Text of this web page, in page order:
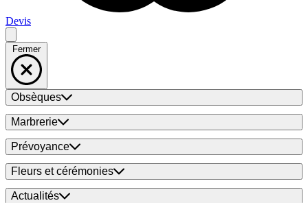
Devis
Fermer
Obsèques
Marbrerie
Prévoyance
Fleurs et cérémonies
Actualités